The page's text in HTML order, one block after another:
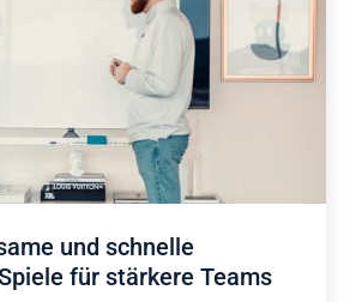
und schnelle
für stärkere Teams